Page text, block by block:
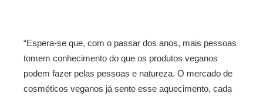
“Espera-se que, com o passar dos anos, mais pessoas
tomem conhecimento do que os produtos veganos
podem fazer pelas pessoas e natureza. O mercado de
cosméticos veganos já sente esse aquecimento, cada